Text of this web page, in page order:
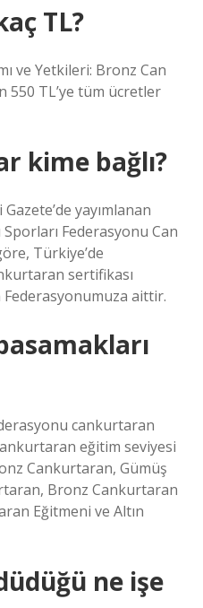
TL?
ve Yetkileri: Bronz Can
TL’ye tüm ücretler
kime bağlı?
yayımlanan
Sporları Federasyonu Can
Türkiye’de
sertifikası
aittir.
cankurtaran
eğitim seviyesi
Cankurtaran, Gümüş
Bronz Cankurtaran
Eğitmeni ve Altın
ne işe